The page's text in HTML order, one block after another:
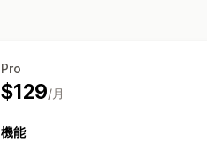
カレンダーウィジェット
Pro
$129/月
機能